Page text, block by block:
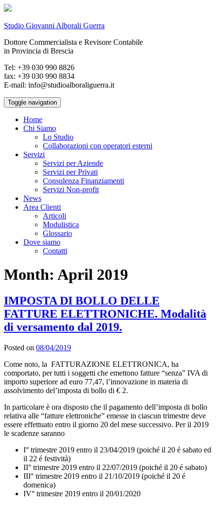
Studio Giovanni Alborali Guerra
Dottore Commercialista e Revisore Contabile
in Provincia di Brescia
Tel: +39 030 990 8826
fax: +39 030 990 8834
E-mail: info@studioalboraliguerra.it
Toggle navigation
Home
Chi Siamo
Lo Studio
Collaborazioni con operatori esterni
Servizi
Servizi per Aziende
Servizi per Privati
Consulenza Finanziamenti
Servizi Non-profit
News
Area Clienti
Articoli
Modulistica
Glossario
Dove siamo
Contatti
Month: April 2019
IMPOSTA DI BOLLO DELLE
FATTURE ELETTRONICHE. Modalità
di versamento dal 2019.
Posted on 08/04/2019
Come noto, la FATTURAZIONE ELETTRONICA, ha
comportato, per tutti i soggetti che emettono fatture “senza” IVA di
importo superiore ad euro 77,47, l’innovazione in materia di
assolvimento del’imposta di bollo di € 2.
In particolare è ora disposto che il pagamento dell’imposta di bollo
relativa alle “fatture elettroniche” emesse in ciascun trimestre deve
essere effettuato entro il giorno 20 del mese successivo. Per il 2019
le scadenze saranno
I° trimestre 2019 entro il 23/04/2019 (poiché il 20 é sabato ed
il 22 é festività)
II° trimestre 2019 entro il 22/07/2019 (poiché il 20 é sabato)
III° trimestre 2019 entro il 21/10/2019 (poiché il 20 é
domenica)
IV° trimestre 2019 entro il 20/01/2020